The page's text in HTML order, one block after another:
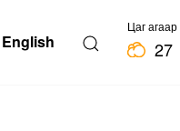
English
Цаг агаар
27